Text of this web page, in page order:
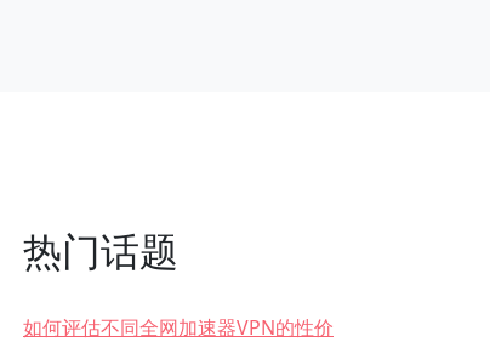
热门话题
如何评估不同全网加速器VPN的性价